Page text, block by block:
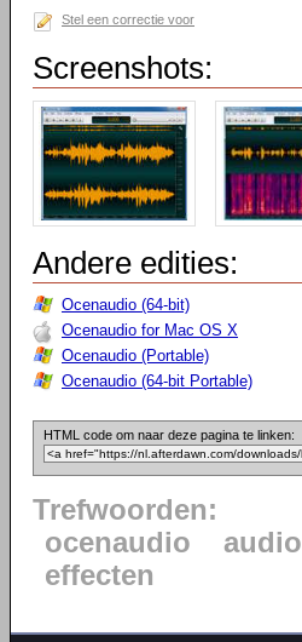
Stel een correctie voor
Screenshots:
Andere edities:
Ocenaudio (64-bit)
Ocenaudio for Mac OS X
Ocenaudio (Portable)
Ocenaudio (64-bit Portable)
HTML code om naar deze pagina te linken:
Trefwoorden:
ocenaudio
audio
effecten